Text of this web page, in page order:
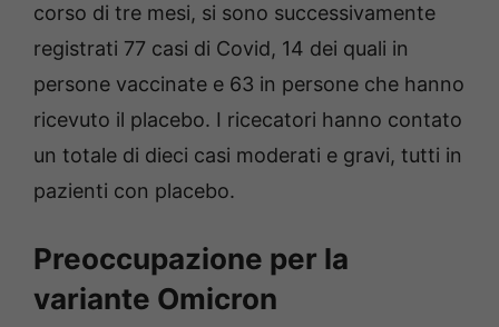
corso di tre mesi, si sono successivamente
registrati 77 casi di Covid, 14 dei quali in
persone vaccinate e 63 in persone che hanno
ricevuto il placebo. I ricecatori hanno contato
un totale di dieci casi moderati e gravi, tutti in
pazienti con placebo.
Preoccupazione per la
variante Omicron